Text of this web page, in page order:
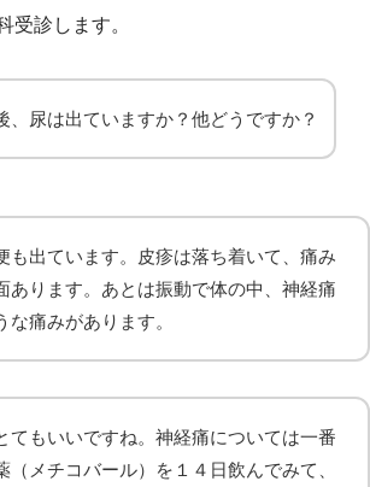
受診します。
、尿は出ていますか？他どうですか？
も出ています。皮疹は落ち着いて、痛み
あります。あとは振動で体の中、神経痛
な痛みがあります。
てもいいですね。神経痛については一番
（メチコバール）を１４日飲んでみて、